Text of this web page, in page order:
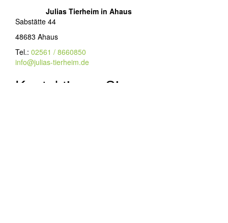
Julias Tierheim in Ahaus
Sabstätte 44
48683 Ahaus
Tel.: 02561 / 8660850
info@julias-tierheim.de
Kontaktieren Sie uns